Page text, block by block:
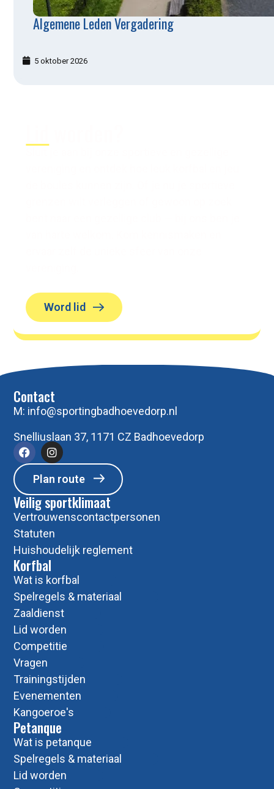
Algemene Leden Vergadering
5 oktober 2026
Word lid
Contact
M: info@sportingbadhoevedorp.nl
Snelliuslaan 37, 1171 CZ Badhoevedorp
Plan route
Korfbal
Wat is korfbal
Spelregels & materiaal
Zaaldienst
Lid worden
Competitie
Vragen
Trainingstijden
Evenementen
Kangoeroe's
Petanque
Wat is petanque
Spelregels & materiaal
Lid worden
Veilig sportklimaat
Vertrouwenscontactpersonen
Statuten
Huishoudelijk reglement